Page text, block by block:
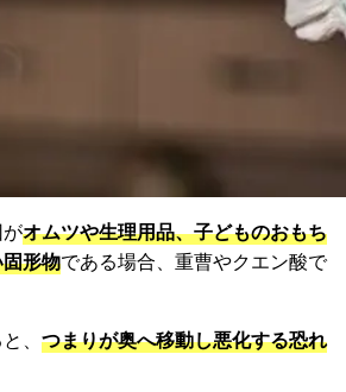
オムツや生理用品、子どものおもち
形物である場合、重曹やクエン酸で
、 つまりが奥へ移動し悪化する恐れ